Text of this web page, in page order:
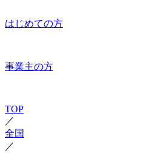
はじめての方
事業主の方
TOP
／
全国
／